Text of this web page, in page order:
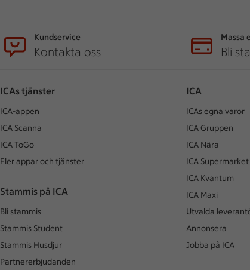
Kundservice
Kontakta oss
Massa
Bli
ICAs tjänster
ICA-appen
ICA Scanna
ICA ToGo
Fler appar och tjänster
Stammis på ICA
Bli stammis
Stammis Student
Stammis Husdjur
Partnererbjudanden
ICA
ICAs egna varor
ICA Gruppen
ICA Nära
ICA Supermarket
ICA Kvantum
ICA Maxi
Utvalda
Annonsera
Jobba på ICA